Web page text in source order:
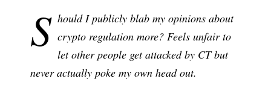
S hould I publicly blab my opinions about
crypto regulation more? Feels unfair to
let other people get attacked by CT but
never actually poke my own head out.